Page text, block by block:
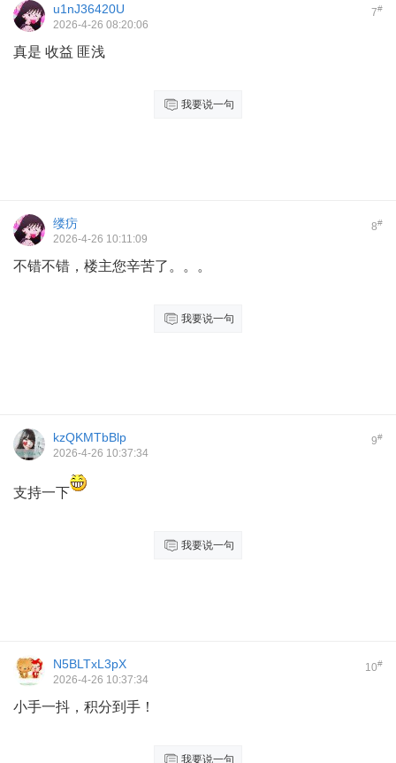
7#
u1nJ36420U
2026-4-26 08:20:06
真是 收益 匪浅
我要说一句
8#
缕疠
2026-4-26 10:11:09
不错不错，楼主您辛苦了。。。
我要说一句
9#
kzQKMTbBlp
2026-4-26 10:37:34
支持一下
我要说一句
10#
N5BLTxL3pX
2026-4-26 10:37:34
小手一抖，积分到手！
我要说一句